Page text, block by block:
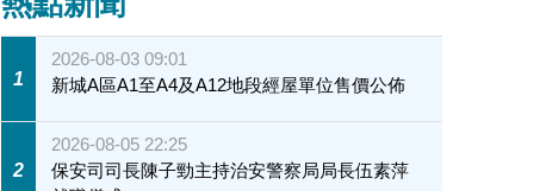
1
2026-08-03 09:01
新城A區A1至A4及A12地段經屋單位售價公佈
2
2026-08-05 22:25
保安司司長陳子勁主持治安警察局局長伍素萍